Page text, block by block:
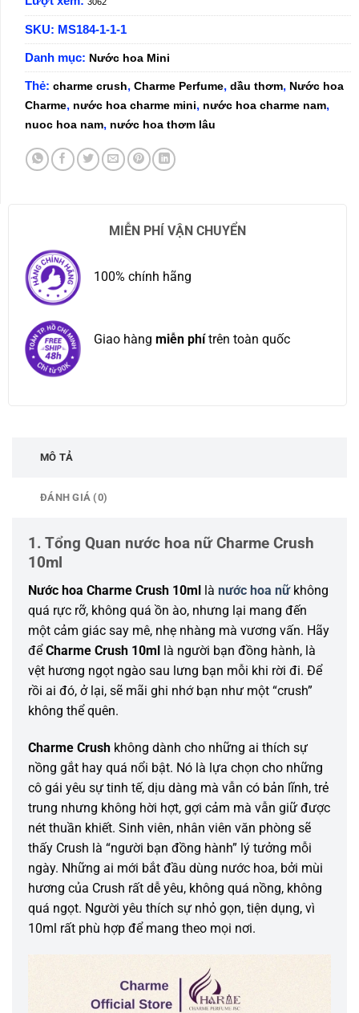
SKU: MS184-1-1-1
Danh mục: Nước hoa Mini
Thẻ: charme crush, Charme Perfume, dầu thơm, Nước hoa
Charme, nước hoa charme mini, nước hoa charme nam,
nuoc hoa nam, nước hoa thơm lâu
MIỄN PHÍ VẬN CHUYỂN
100% chính hãng
Giao hàng miễn phítrên toàn quốc
MÔ TẢ
ĐÁNH GIÁ (0)
1. Tổng Quan nước hoa nữ Charme Crush
10ml
Nước hoa Charme Crush 10ml là nước hoa nữkhông
quá rực rỡ, không quá ồn ào, nhưng lại mang đến
một cảm giác say mê, nhẹ nhàng mà vương vấn. Hãy
đểCharme Crush 10ml là người bạn đồng hành, là
vệt hương ngọt ngào sau lưng bạn mỗi khi rời đi. Để
rồi ai đó, ở lại, sẽ mãi ghi nhớ bạn như một “crush”
không thể quên.
Charme Crush không dành cho những ai thích sự
nồng gắt hay quá nổi bật. Nó là lựa chọn cho những
cô gái yêu sự tinh tế, dịu dàng mà vẫn có bản lĩnh, trẻ
trung nhưng không hời hợt, gợi cảm mà vẫn giữ được
nét thuần khiết. Sinh viên, nhân viên văn phòng sẽ
thấy Crush là “người bạn đồng hành” lý tưởng mỗi
ngày. Những ai mới bắt đầu dùng nước hoa, bởi mùi
hương của Crush rất dễ yêu, không quá nồng, không
quá ngọt. Người yêu thích sự nhỏ gọn, tiện dụng, vì
10ml rất phù hợp để mang theo mọi nơi.